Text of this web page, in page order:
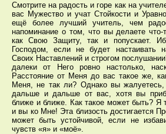
Смотрите на радость и горе как на
вас Мужество и учат Стойкости и
ещё более лучший учитель, чем
напоминание о том, что вы делаете что-
как Свою Защиту, так и попускает.
Господом, если не будет настаивать
Своих Наставлений и строгом
далеки от Него ровно настолько,
Расстояние от Меня до вас такое же,
Меня, не так ли? Однако вы
дальше и дальше от вас, хотя вы
ближе и ближе. Как такое может быть? Я
и вы ко Мне! Эта близость достигается
может быть устойчивой, если не
чувств «я» и «моё».